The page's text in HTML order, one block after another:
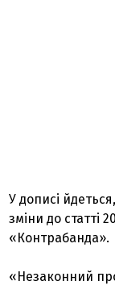
У дописі
зміни до статті
«Контрабанда».
«Незаконний